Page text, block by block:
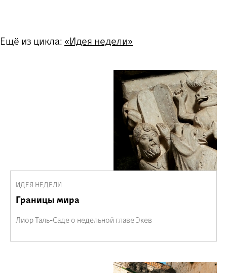
Ещё из цикла: «Идея недели»
Границы мира
ИДЕЯ НЕДЕЛИ
Лиор Таль-Саде о недельной главе Экев